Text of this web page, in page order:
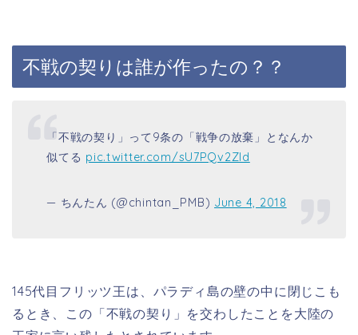
不戦の契りは誰が作ったの？？
「不戦の契り」って9条の「戦争の放棄」となんか
似てる pic.twitter.com/sU7PQv2ZId
— ちんたん (@chintan_PMB) June 4, 2018
145代目フリッツ王は、パラディ島の壁の中に閉じこも
るとき、この「不戦の契り」を交わしたことを大陸の